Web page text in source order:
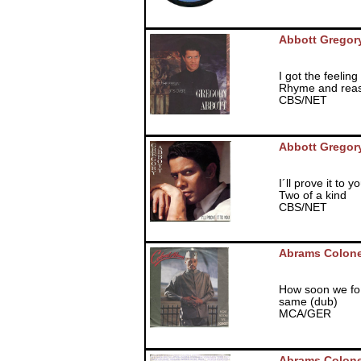
Abbott
I got the feeling
Rhyme and
CBS/NET
Abbott
I´ll prove it to
Two of a kind
CBS/NET
Abrams
How soon we
same (dub)
MCA/GER